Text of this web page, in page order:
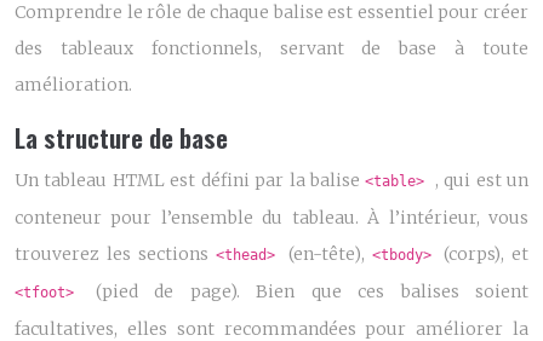
Comprendre le rôle de chaque balise est essentiel pour créer
des tableaux fonctionnels, servant de base à toute
amélioration.
La structure de base
Un tableau HTML est défini par la balise<table> , qui est un
conteneur pour l’ensemble du tableau. À l’intérieur, vous
trouverez les sections<thead> (en-tête), <tbody> (corps), et
<tfoot> (pied de page). Bien que ces balises soient
facultatives, elles sont recommandées pour améliorer la